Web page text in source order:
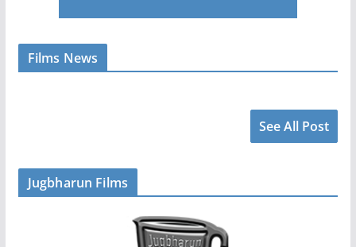
Films News
See All Post
Jugbharun Films